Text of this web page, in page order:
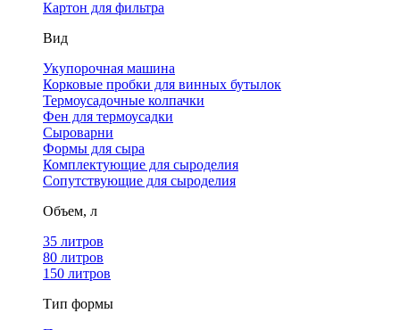
Картон для фильтра
Вид
Укупорочная машина
Корковые пробки для винных бутылок
Термоусадочные колпачки
Фен для термоусадки
Сыроварни
Формы для сыра
Комплектующие для сыроделия
Сопутствующие для сыроделия
Объем, л
35 литров
80 литров
150 литров
Тип формы